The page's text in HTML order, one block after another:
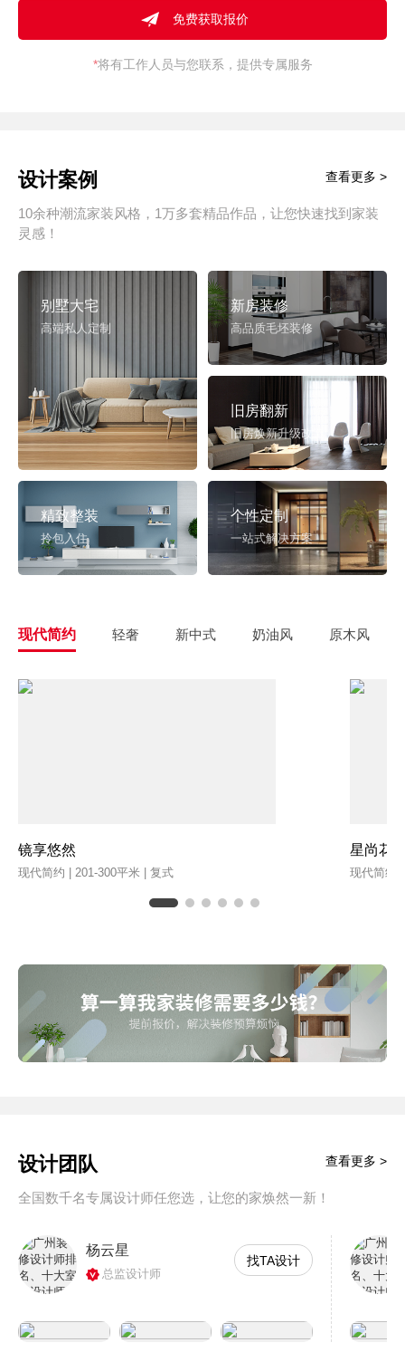
*将有工作人员与您联系，提供专属服务
设计案例
10余种潮流家装风格，1万多套精品作品，让您快速找到家装
灵感！
查看更多 >
别墅大宅
高端私人定制
新房装修
高品质毛坯装修
旧房翻新
旧房焕新升级改造
精致整装
拎包入住
个性定制
一站式解决方案
现代简约 轻奢 新中式 奶油风 原木风
镜享悠然
现代简约 | 201-300平米 | 复式
星尚花
现代简约
设计团队
全国数千名专属设计师任您选，让您的家焕然一新！
查看更多 >
杨云星
总监设计师
找TA设计